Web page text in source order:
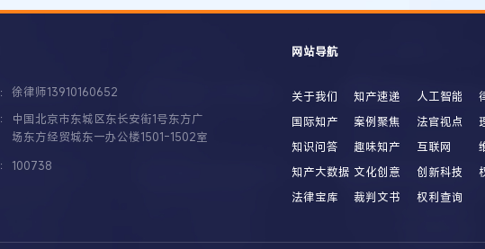
徐律师13910160652
中国北京市东城区东长安街1号东方广
场东方经贸城东一办公楼1501-1502室
100738
网站导航
关于我们 知产速递 人工智能
国际知产
案例聚焦 法官视点
知识问答
趣味知产 互联网
知产大数据 文化创意 创新科技
法律宝库
裁判文书 权利查询